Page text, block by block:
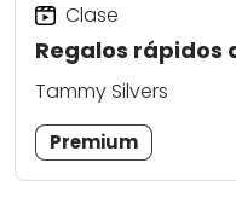
Regalos rápidos
Clase
Tammy Silvers
Premium